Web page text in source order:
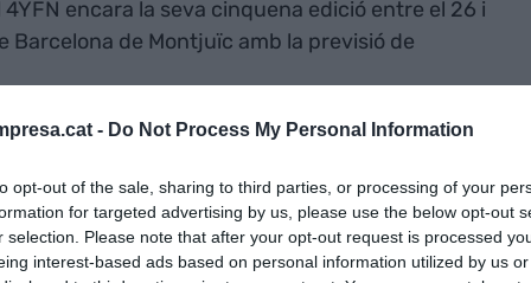
- Do Not Process My Personal Information
opt-out of the sale, sharing to third parties, or processing of your
for targeted advertising by us, please use the below opt-out
selection. Please note that after your opt-out request is processed
interest-based ads based on personal information utilized by us
encara la seva cinquena edició entre el 26 i
Barcelona de Montjuïc amb la previsió de
d'Acció són Flyshionista,BrandYourShoes
Tech4freedom Family Synergy
, BROOMX Technologies, Dinbeat, BraiBook,
Proximity, Epinium i Wideum Solutions. Es
de les TIC, la salut, el retail i el big data,